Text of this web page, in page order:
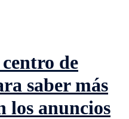
de
saber más
los anuncios